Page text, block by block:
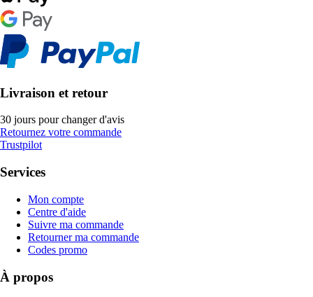
Livraison et retour
30 jours pour changer d'avis
Retournez votre commande
Trustpilot
Services
Mon compte
Centre d'aide
Suivre ma commande
Retourner ma commande
Codes promo
À propos